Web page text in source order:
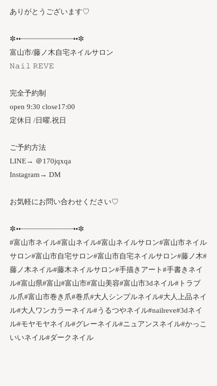
ありがとうございます♡
✼••┈┈┈┈┈┈┈┈┈┈┈┈••✼
富山市/藤ノ木自宅ネイルサロン
𝙽𝚊𝚒𝚕 𝚁𝙴𝚅𝙴
完全予約制
open 9:30 close17:00
定休日 /日曜.祝日
ご予約方法
LINE→ ＠170jqxqa
Instagram→ DM
お気軽にお問い合わせください♡
✼••┈┈┈┈┈┈┈┈┈┈┈┈••✼
#富山市ネイル#富山ネイル#富山ネイルサロン#富山市ネイル
サロン#富山市自宅サロン#富山市自宅ネイルサロン#藤ノ木#
藤ノ木ネイル#藤木ネイルサロン#手描きアート#手書きネイ
ル#富山県#富山#富山市#富山美容#富山市3dネイル#トラブ
ル爪#富山市巻き爪#巻爪#大人シンプルネイル#大人上品ネイ
ル#大人ワンカラーネイル#うるつやネイル#nailreve#3dネイ
ル#モヤモヤネイル#グレーネイル#ニュアンスネイル#かっこ
いいネイル#ダークネイル